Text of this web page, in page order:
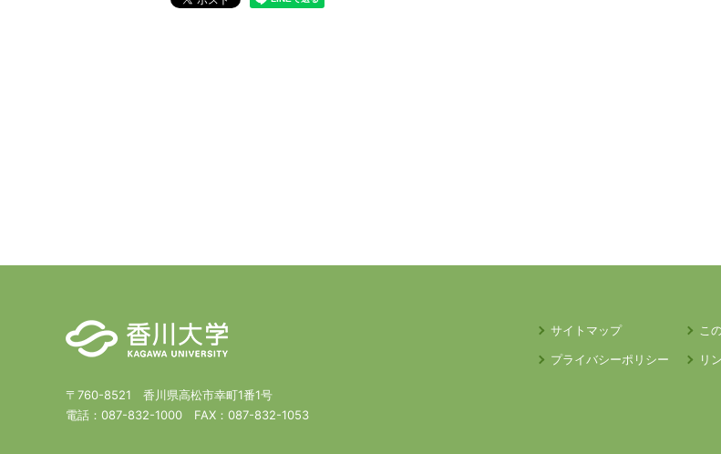
〒760-8521 香川県高松市幸町1番1号
電話： 087-832-1000 FAX： 087-832-1053
サイトマップ こ
プライバシーポリシー
リ